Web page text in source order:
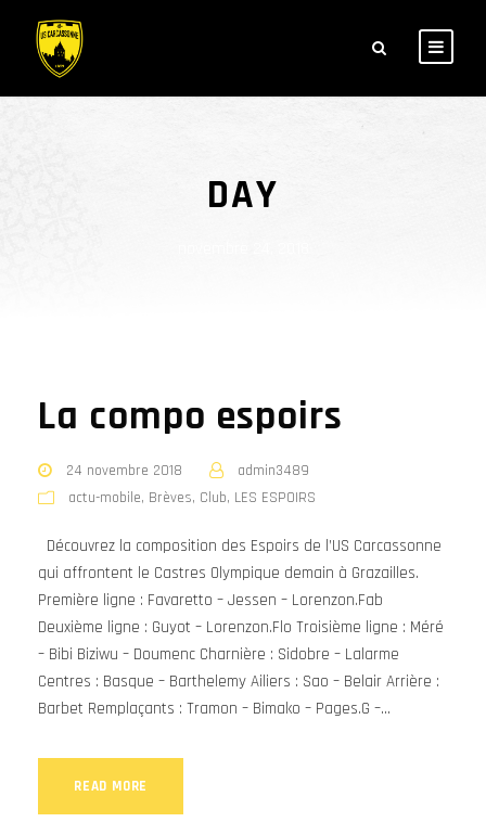
DAY
La compo espoirs
24 novembre 2018
admin3489
actu-mobile, Brèves, Club, LES ESPOIRS
Découvrez la composition des Espoirs de l’US Carcassonne
qui affrontent le Castres Olympique demain à Grazailles.
Première ligne : Favaretto – Jessen – Lorenzon.Fab
Deuxième ligne : Guyot – Lorenzon.Flo Troisième ligne : Méré
– Bibi Biziwu – Doumenc Charnière : Sidobre – Lalarme
Centres : Basque – Barthelemy Ailiers : Sao – Belair Arrière :
Barbet Remplaçants : Tramon – Bimako – Pages.G –...
READ MORE